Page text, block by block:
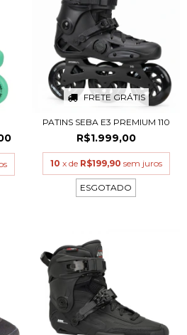
FRETE GRÁTIS
PATINS SEBA E3 PREMIUM 110
R$1.999,00
10 x de R$199,90 sem juros
ESGOTADO